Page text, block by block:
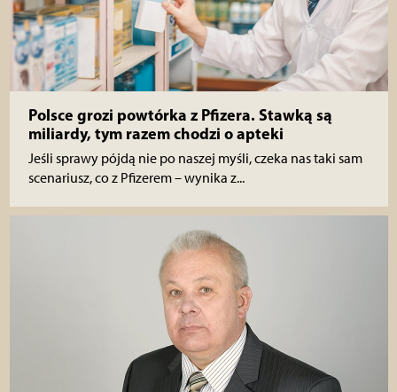
Polsce grozi powtórka z Pfizera. Stawką są
miliardy, tym razem chodzi o apteki
Jeśli sprawy pójdą nie po naszej myśli, czeka nas taki sam
scenariusz, co z Pfizerem – wynika z...